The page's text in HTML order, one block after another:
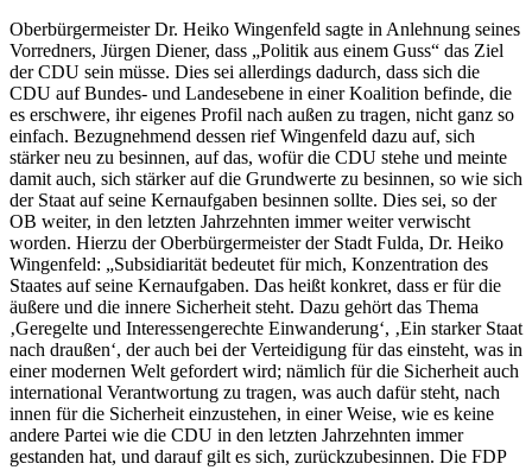
Oberbürgermeister Dr. Heiko Wingenfeld sagte in Anlehnung seines
Vorredners, Jürgen Diener, dass „Politik aus einem Guss“ das Ziel
der CDU sein müsse. Dies sei allerdings dadurch, dass sich die
CDU auf Bundes- und Landesebene in einer Koalition befinde, die
es erschwere, ihr eigenes Profil nach außen zu tragen, nicht ganz so
einfach. Bezugnehmend dessen rief Wingenfeld dazu auf, sich
stärker neu zu besinnen, auf das, wofür die CDU stehe und meinte
damit auch, sich stärker auf die Grundwerte zu besinnen, so wie sich
der Staat auf seine Kernaufgaben besinnen sollte. Dies sei, so der
OB weiter, in den letzten Jahrzehnten immer weiter verwischt
worden. Hierzu der Oberbürgermeister der Stadt Fulda, Dr. Heiko
Wingenfeld: „Subsidiarität bedeutet für mich, Konzentration des
Staates auf seine Kernaufgaben. Das heißt konkret, dass er für die
äußere und die innere Sicherheit steht. Dazu gehört das Thema
‚Geregelte und Interessengerechte Einwanderung‘, ‚Ein starker Staat
nach draußen‘, der auch bei der Verteidigung für das einsteht, was in
einer modernen Welt gefordert wird; nämlich für die Sicherheit auch
international Verantwortung zu tragen, was auch dafür steht, nach
innen für die Sicherheit einzustehen, in einer Weise, wie es keine
andere Partei wie die CDU in den letzten Jahrzehnten immer
gestanden hat, und darauf gilt es sich, zurückzubesinnen. Die FDP